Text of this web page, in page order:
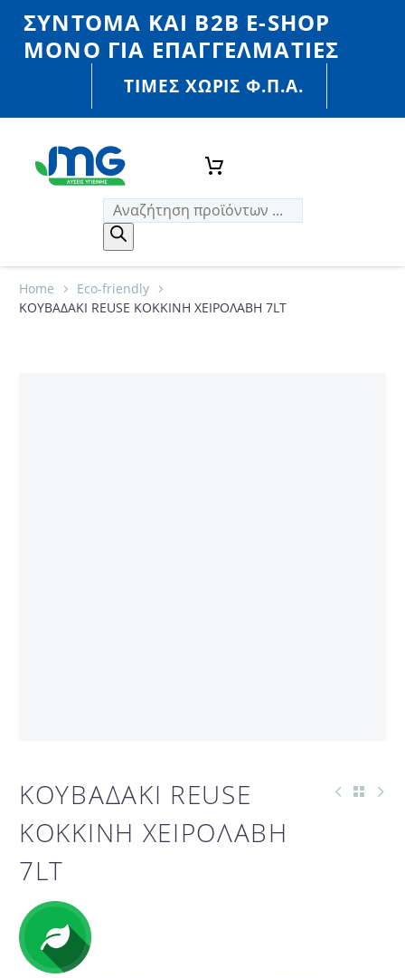
ΣΎΝΤΟΜΑ ΚΑΙ Β2Β E-SHOP
MONO ΓΙΑ ΕΠΑΓΓΕΛΜΑΤΊΕΣ
ΤΙΜΈΣ ΧΩΡΙΣ Φ.Π.Α.
Home
Eco-friendly
ΚΟΥΒΑΔΑΚΙ REUSE ΚΟΚΚΙΝΗ ΧΕΙΡΟΛΑΒΗ 7LT
ΚΟΥΒΑΔΑΚΙ REUSE
ΚΟΚΚΙΝΗ ΧΕΙΡΟΛΑΒΗ
7LT